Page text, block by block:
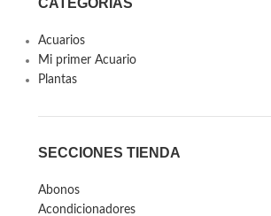
CATEGORÍAS
Acuarios
Mi primer Acuario
Plantas
SECCIONES TIENDA
Abonos
Acondicionadores